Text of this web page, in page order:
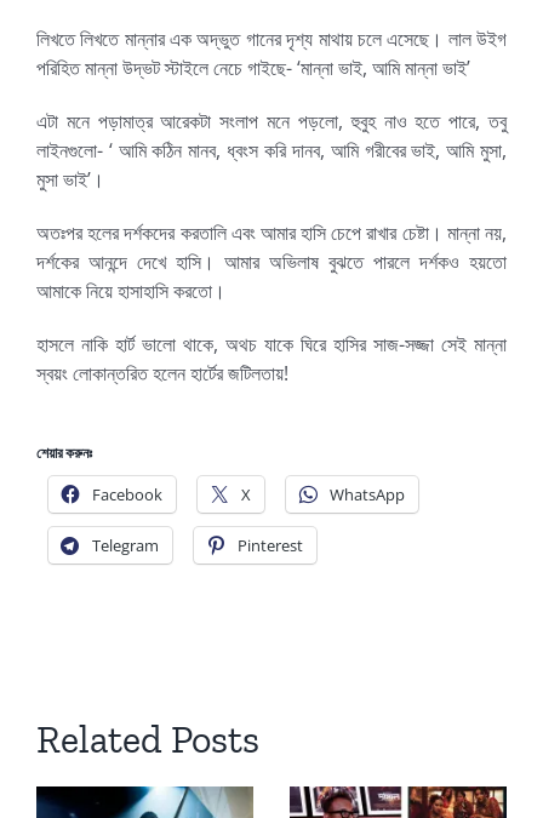
লিখতে লিখতে মান্নার এক অদ্ভুত গানের দৃশ্য মাথায় চলে এসেছে। লাল উইগ
পরিহিত মান্না উদ্ভট স্টাইলে নেচে গাইছে- ‘মান্না ভাই, আমি মান্না ভাই’
এটা মনে পড়ামাত্র আরেকটা সংলাপ মনে পড়লো, হুবুহ নাও হতে পারে, তবু
লাইনগুলো- ‘ আমি কঠিন মানব, ধ্বংস করি দানব, আমি গরীবের ভাই, আমি মুসা,
মুসা ভাই’।
অতঃপর হলের দর্শকদের করতালি এবং আমার হাসি চেপে রাখার চেষ্টা। মান্না নয়,
দর্শকের আনন্দে দেখে হাসি। আমার অভিলাষ বুঝতে পারলে দর্শকও হয়তো
আমাকে নিয়ে হাসাহাসি করতো।
হাসলে নাকি হার্ট ভালো থাকে, অথচ যাকে ঘিরে হাসির সাজ-সজ্জা সেই মান্না
স্বয়ং লোকান্তরিত হলেন হার্টের জটিলতায়!
শেয়ার করুনঃ
Facebook X WhatsApp
Telegram Pinterest
Related Posts